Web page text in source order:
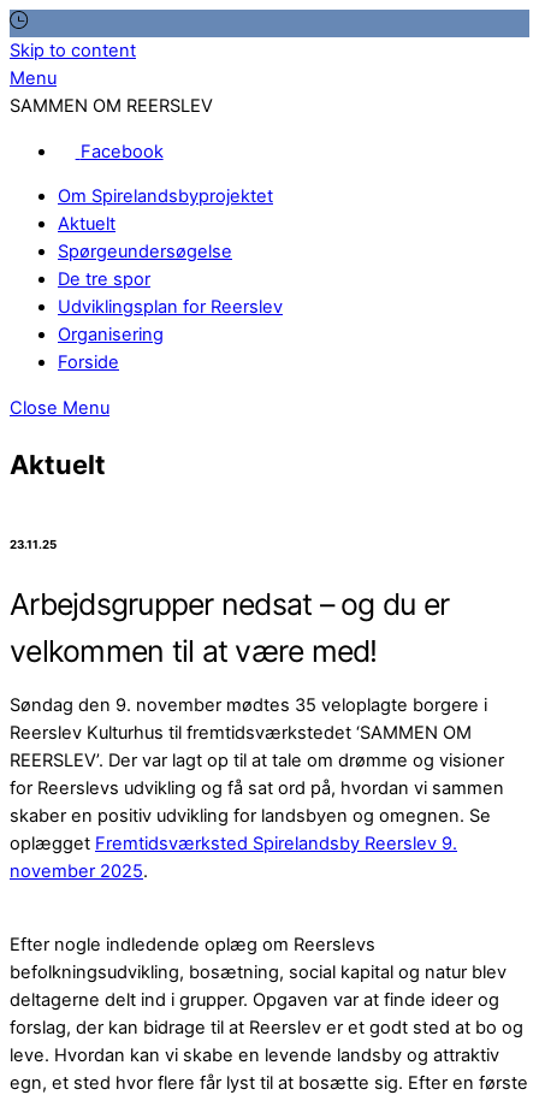
Skip to content
Menu
SAMMEN OM REERSLEV
Facebook
Om Spirelandsbyprojektet
Aktuelt
Spørgeundersøgelse
De tre spor
Udviklingsplan for Reerslev
Organisering
Forside
Close Menu
Aktuelt
23.11.25
Arbejdsgrupper nedsat – og du er
velkommen til at være med!
Søndag den 9. november mødtes 35 veloplagte borgere i
Reerslev Kulturhus til fremtidsværkstedet ‘SAMMEN OM
REERSLEV’. Der var lagt op til at tale om drømme og visioner
for Reerslevs udvikling og få sat ord på, hvordan vi sammen
skaber en positiv udvikling for landsbyen og omegnen. Se
oplægget Fremtidsværksted Spirelandsby Reerslev 9.
november 2025.
Efter nogle indledende oplæg om Reerslevs
befolkningsudvikling, bosætning, social kapital og natur blev
deltagerne delt ind i grupper. Opgaven var at finde ideer og
forslag, der kan bidrage til at Reerslev er et godt sted at bo og
leve. Hvordan kan vi skabe en levende landsby og attraktiv
egn, et sted hvor flere får lyst til at bosætte sig. Efter en første